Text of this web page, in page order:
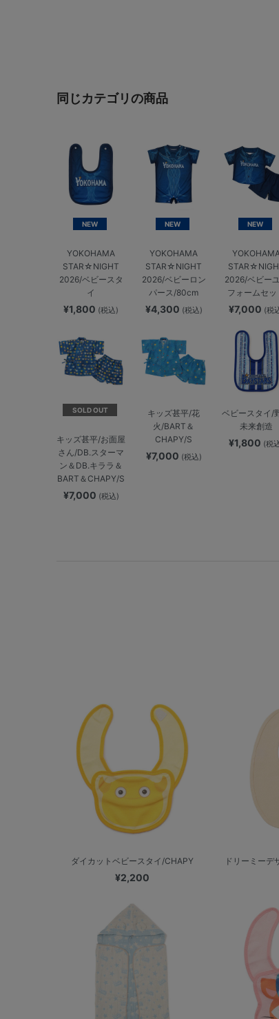
同じカテゴリの商品
NEW
YOKOHAMA
STAR☆NIGHT
2026/ベビースタ
イ
¥1,800 (税込)
NEW
YOKOHAMA
STAR☆NIGHT
2026/ベビーロン
パース/80cm
¥4,300 (税込)
NEW
YOKOHAMA
2026/ベビー
フォームセッ
¥7,000 (税
SOLD OUT
キッズ甚平/お面屋
さん/DB.スターマ
ン＆DB.キララ＆
BART＆CHAPY/S
¥7,000 (税込)
キッズ甚平/花
火/BART＆
CHAPY/S
¥7,000 (税込)
ベビースタイ/
未来創造
¥1,800 (税
ダイカットベビースタイ/CHAPY
¥2,200
ドリーミーデ